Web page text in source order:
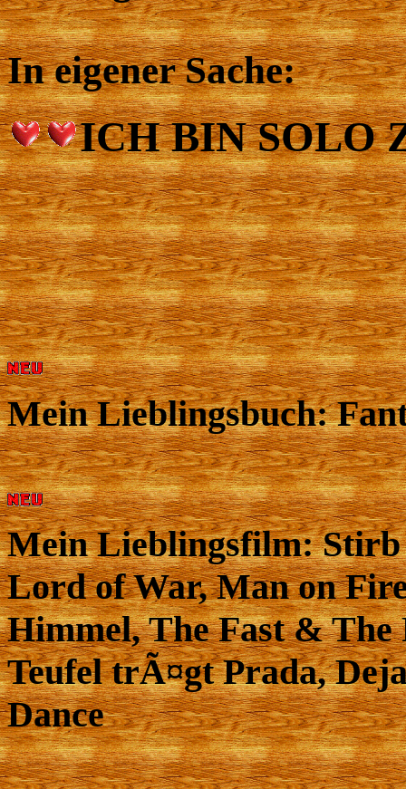
In eigener Sache:
ICH BIN SOLO
Mein Lieblingsbuch:
Mein Lieblingsfilm: Stirb
Lord of War, Man on
Himmel, The Fast &
Teufel trÃ¤gt Prada,
Dance